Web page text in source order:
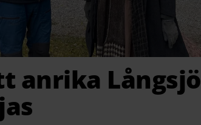
anrika Långsjö